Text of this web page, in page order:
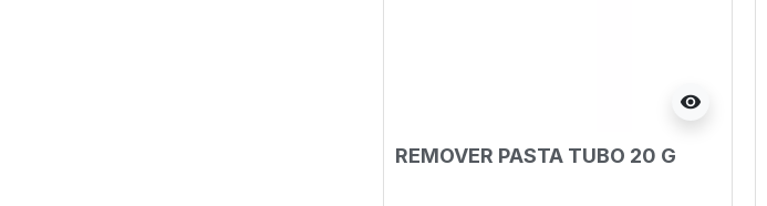
visibility
REMOVER PASTA TUBO 20 G